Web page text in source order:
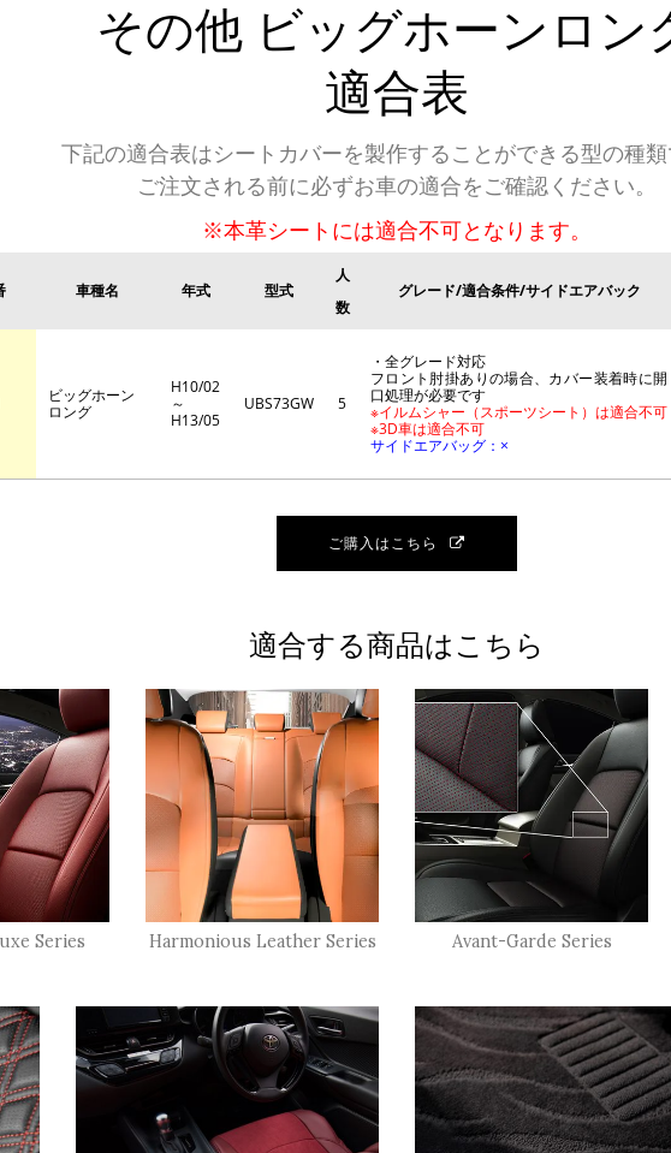
その他 ビッグホーンロン
適合表
下記の適合表はシートカバーを製作することができる型の種類
ご注文される前に必ずお車の適合をご確認ください。
※本革シートには適合不可となります。
車種名 年式 型式
人
数
グレード/適合条件/サイドエアバック
ビッグホーン
ロング
H10/02
～
H13/05
UBS73GW 5
・全グレード対応
フロント肘掛ありの場合、カバー装着時に開
口処理が必要です
※イルムシャー（スポーツシート）は適合不可
※3D車は適合不可
サイドエアバッグ：×
ご購入はこちら
適合する商品はこちら
Series Harmonious Leather Series Avant-Garde Series